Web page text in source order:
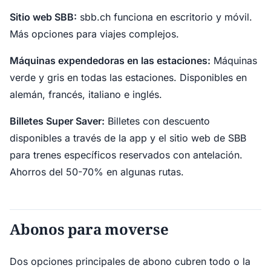
Sitio web SBB: sbb.ch funciona en escritorio y móvil.
Más opciones para viajes complejos.
Máquinas expendedoras en las estaciones: Máquinas
verde y gris en todas las estaciones. Disponibles en
alemán, francés, italiano e inglés.
Billetes Super Saver: Billetes con descuento
disponibles a través de la app y el sitio web de SBB
para trenes específicos reservados con antelación.
Ahorros del 50-70% en algunas rutas.
Abonos para moverse
Dos opciones principales de abono cubren todo o la